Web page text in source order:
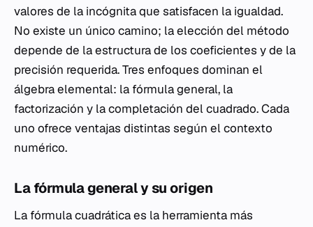
valores de la incógnita que satisfacen la igualdad.
No existe un único camino; la elección del método
depende de la estructura de los coeficientes y de la
precisión requerida. Tres enfoques dominan el
álgebra elemental: la fórmula general, la
factorización y la completación del cuadrado. Cada
uno ofrece ventajas distintas según el contexto
numérico.
La fórmula general y su origen
La fórmula cuadrática es la herramienta más